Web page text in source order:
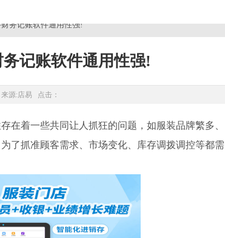
务记账软件通用性强!
记账软件通用性强!
源:店易 点击：
着一些共同让人抓狂的问题，如服装品牌繁多、
了抓准顾客需求、市场变化、库存调拨调控等都需